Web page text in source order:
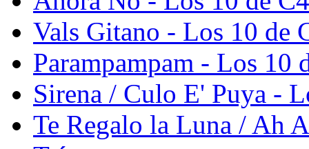
Vals Gitano - Los 10 de
Parampampam - Los 10
Sirena / Culo E' Puya -
Te Regalo la Luna / Ah